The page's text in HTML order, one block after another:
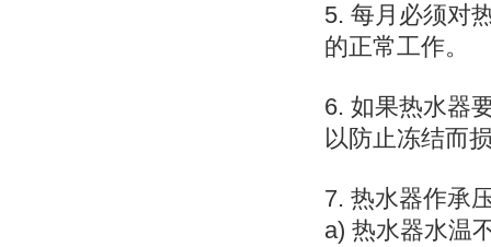
5. 每月必须对
的正常工作。
6. 如果热水器
以防止冻结而
7. 热水器作承
a) 热水器水温